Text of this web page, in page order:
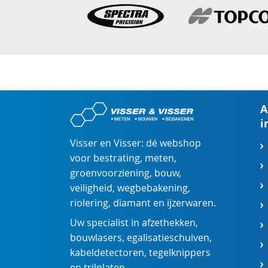
Visser en Visser: dé webshop
voor bestrating, meten,
groenvoorziening, bouw,
veiligheid, wegbebakening,
riolering, diamant en ijzerwaren.
Uw specialist in afzethekken,
bouwlasers, egalisatieschuiven,
kabeldetectoren, tegelknippers